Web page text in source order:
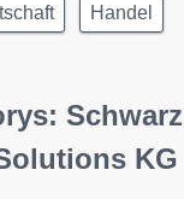
Handel
Schwarz
KG